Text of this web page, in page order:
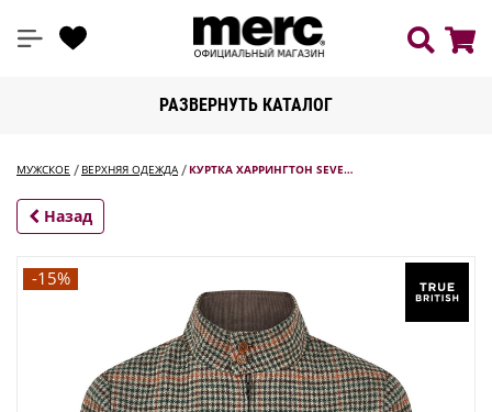
РАЗВЕРНУТЬ КАТАЛОГ
МУЖСКОЕ ВЕРХНЯЯ ОДЕЖДА КУРТКА ХАРРИНГТОН SEVE…
Назад
-15%